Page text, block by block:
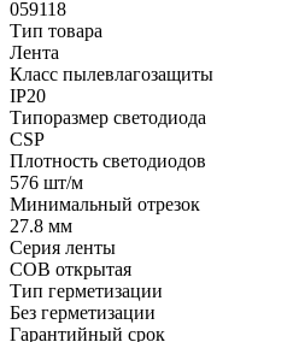
059118
Тип товара
Лента
Класс пылевлагозащиты
IP20
Типоразмер светодиода
CSP
Плотность светодиодов
576 шт/м
Минимальный отрезок
27.8 мм
Серия ленты
COB открытая
Тип герметизации
Без герметизации
Гарантийный срок